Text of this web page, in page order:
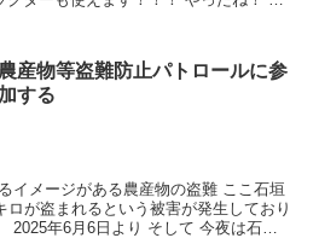
農産物等盗難防止パトロールに参
加する
イメージがある農産物の盗難 ここ石垣
ロが盗まれるという被害が発生しており
年6月6日より そして 今夜は石垣